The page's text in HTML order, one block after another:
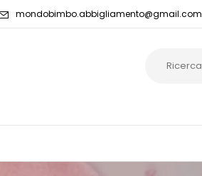
mondobimbo.abbigliamento@gmail.com